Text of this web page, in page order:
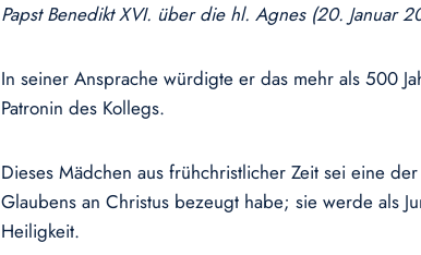
Papst Benedikt XVI. über die hl. Agnes (20. Januar
In seiner Ansprache würdigte er das mehr als 500
Patronin des Kollegs.
Dieses Mädchen aus frühchristlicher Zeit sei eine
Glaubens an Christus bezeugt habe; sie werde als
Heiligkeit.